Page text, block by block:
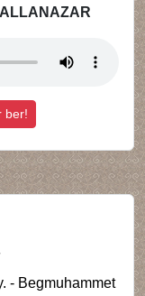
ber!
- Begmuhammet